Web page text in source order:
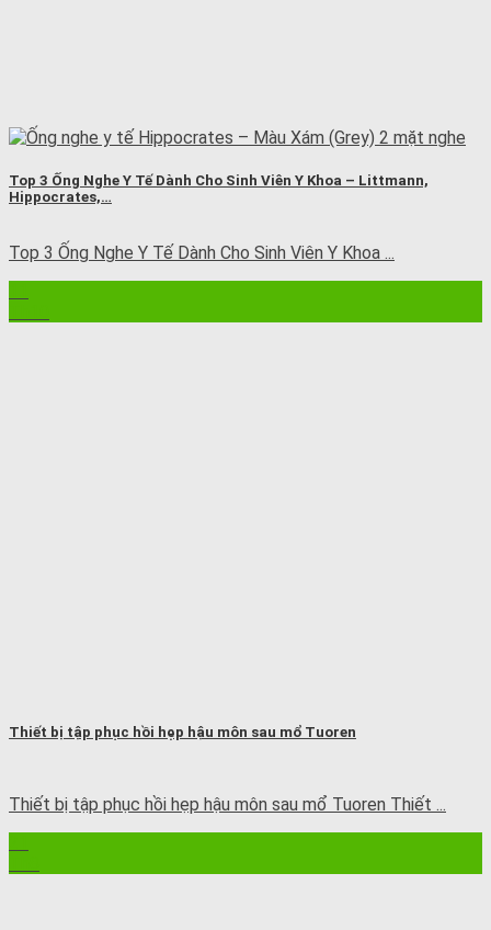
Top 3 Ống Nghe Y Tế Dành Cho Sinh Viên Y Khoa – Littmann,
Hippocrates,…
Top 3 Ống Nghe Y Tế Dành Cho Sinh Viên Y Khoa ...
Thiết bị tập phục hồi hẹp hậu môn sau mổ Tuoren
Thiết bị tập phục hồi hẹp hậu môn sau mổ Tuoren Thiết ...